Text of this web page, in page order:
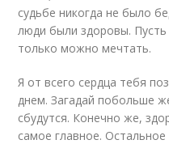
судьбе никогда не было
люди были здоровы.
только можно мечтать.
Я от всего сердца тебя
днем. Загадай побольше
сбудутся. Конечно же,
самое главное. Остальное